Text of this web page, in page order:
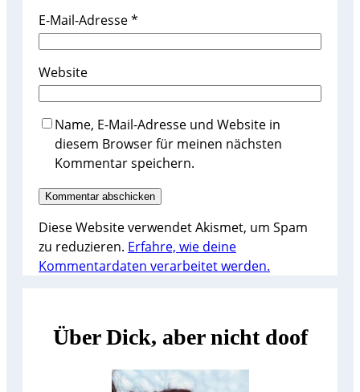
E-Mail-Adresse*
Website
Name, E-Mail-Adresse und Website in
diesem Browser für meinen nächsten
Kommentar speichern.
Diese Website verwendet Akismet, um Spam
zu reduzieren. Erfahre, wie deine
Kommentardaten verarbeitet werden.
Über Dick, aber nicht doof